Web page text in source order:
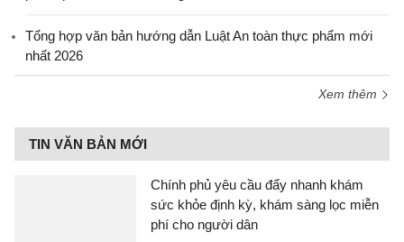
Tổng hợp văn bản hướng dẫn Luật An toàn thực phẩm mới
nhất 2026
Xem thêm
TIN VĂN BẢN MỚI
Chính phủ yêu cầu đẩy nhanh khám
sức khỏe định kỳ, khám sàng lọc miễn
phí cho người dân